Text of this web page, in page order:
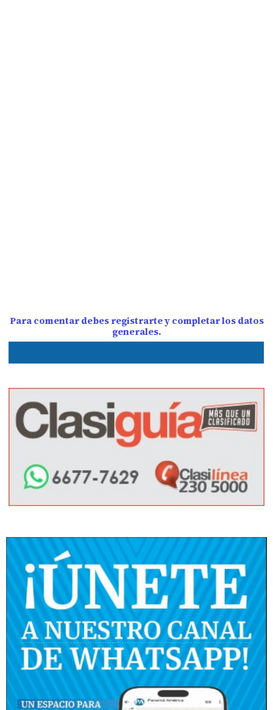
Para comentar debes registrarte y completar los datos
generales.